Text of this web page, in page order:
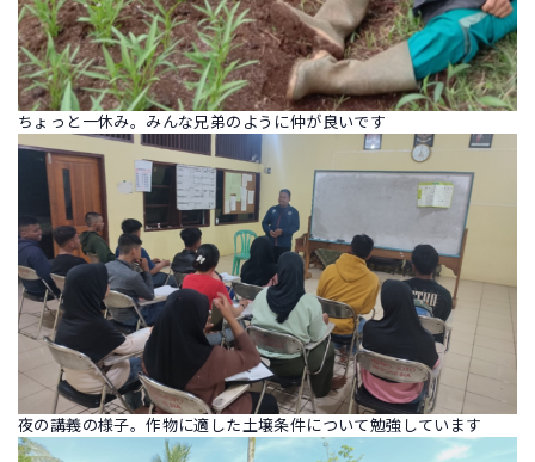
ちょっと一休み。みんな兄弟のように仲が良いです
夜の講義の様子。作物に適した土壌条件について勉強しています